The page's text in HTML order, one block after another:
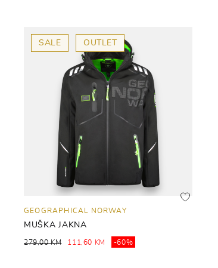
SALE OUTLET
GEOGRAPHICAL NORWAY
MUŠKA JAKNA
279,00 KM 111,60 KM -60%